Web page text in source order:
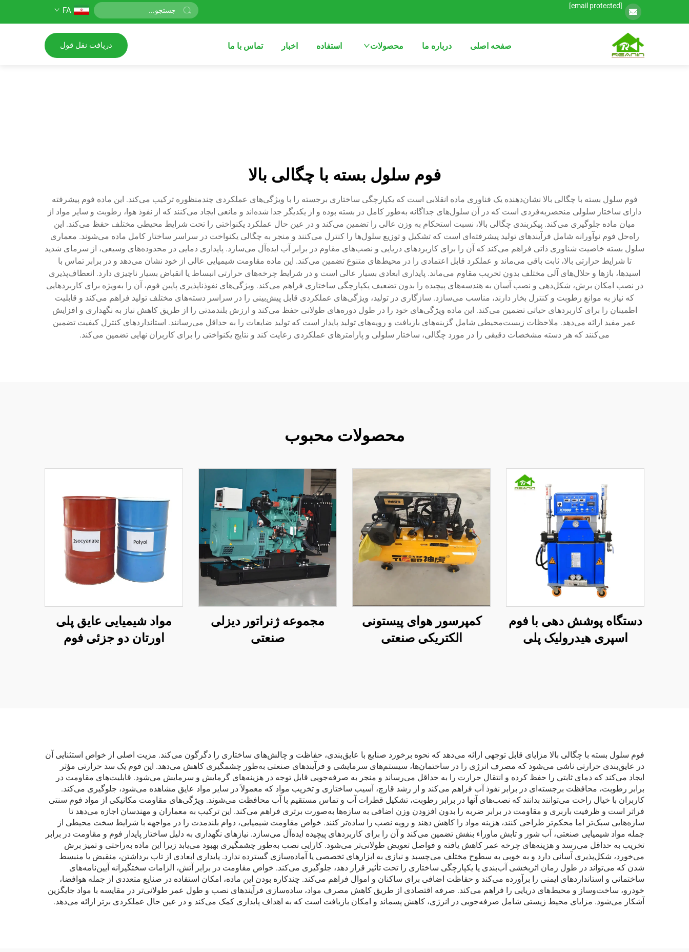
[email protected]
FA
صفحه اصلی درباره ما محصولات استفاده اخبار تماس با ما دریافت نقل قول
فوم سلول بسته با چگالی بالا
فوم سلول بسته با چگالی بالا نشان‌دهنده یک فناوری ماده انقلابی است که یکپارچگی ساختاری برجسته را با ویژگی‌های عملکردی چندمنظوره ترکیب می‌کند. این ماده فوم پیشرفته
دارای ساختار سلولی منحصربه‌فردی است که در آن سلول‌های جداگانه به‌طور کامل در بسته بوده و از یکدیگر جدا شده‌اند و مانعی ایجاد می‌کنند که از نفوذ هوا، رطوبت و سایر مواد از
میان ماده جلوگیری می‌کند. پیکربندی چگالی بالا، نسبت استحکام به وزن عالی را تضمین می‌کند و در عین حال عملکرد یکنواختی را تحت شرایط محیطی مختلف حفظ می‌کند. این
راه‌حل فوم نوآورانه شامل فرآیندهای تولید پیشرفته‌ای است که تشکیل و توزیع سلول‌ها را کنترل می‌کنند و منجر به چگالی یکنواخت در سراسر ساختار کامل ماده می‌شوند. معماری
سلول بسته خاصیت شناوری ذاتی فراهم می‌کند که آن را برای کاربردهای دریایی و نصب‌های مقاوم در برابر آب ایده‌آل می‌سازد. پایداری دمایی در محدوده‌های وسیعی، از سرمای شدید
تا شرایط حرارتی بالا، ثابت باقی می‌ماند و عملکرد قابل اعتمادی را در محیط‌های متنوع تضمین می‌کند. این ماده مقاومت شیمیایی عالی از خود نشان می‌دهد و در برابر تماس با
اسیدها، بازها و حلال‌های آلی مختلف بدون تخریب مقاوم می‌ماند. پایداری ابعادی بسیار عالی است و در شرایط چرخه‌های حرارتی انبساط یا انقباض بسیار ناچیزی دارد. انعطاف‌پذیری
در نصب امکان برش، شکل‌دهی و نصب آسان به هندسه‌های پیچیده را بدون تضعیف یکپارچگی ساختاری فراهم می‌کند. ویژگی‌های نفوذناپذیری پایین فوم، آن را به‌ویژه برای کاربردهایی
که نیاز به موانع رطوبت و کنترل بخار دارند، مناسب می‌سازد. سازگاری در تولید، ویژگی‌های عملکردی قابل پیش‌بینی را در سراسر دسته‌های مختلف تولید فراهم می‌کند و قابلیت
اطمینان را برای کاربردهای حیاتی تضمین می‌کند. این ماده ویژگی‌های خود را در طول دوره‌های طولانی حفظ می‌کند و ارزش بلندمدتی را از طریق کاهش نیاز به نگهداری و افزایش
عمر مفید ارائه می‌دهد. ملاحظات زیست‌محیطی شامل گزینه‌های بازیافت و رویه‌های تولید پایدار است که تولید ضایعات را به حداقل می‌رسانند. استانداردهای کنترل کیفیت تضمین
می‌کنند که هر دسته مشخصات دقیقی را در مورد چگالی، ساختار سلولی و پارامترهای عملکردی رعایت کند و نتایج یکنواختی را برای کاربران نهایی تضمین می‌کند.
محصولات محبوب
دستگاه پوشش دهی با فوم
اسپری هیدرولیک پلی
کمپرسور هوای پیستونی
الکتریکی صنعتی
مجموعه ژنراتور دیزلی
صنعتی
مواد شیمیایی عایق پلی
اورتان دو جزئی فوم
فوم سلول بسته با چگالی بالا مزایای قابل توجهی ارائه می‌دهد که نحوه برخورد صنایع با عایق‌بندی، حفاظت و چالش‌های ساختاری را دگرگون می‌کند. مزیت اصلی از خواص استثنایی آن
در عایق‌بندی حرارتی ناشی می‌شود که مصرف انرژی را در ساختمان‌ها، سیستم‌های سرمایشی و فرآیندهای صنعتی به‌طور چشمگیری کاهش می‌دهد. این فوم یک سد حرارتی مؤثر
ایجاد می‌کند که دمای ثابتی را حفظ کرده و انتقال حرارت را به حداقل می‌رساند و منجر به صرفه‌جویی قابل توجه در هزینه‌های گرمایش و سرمایش می‌شود. قابلیت‌های مقاومت در
برابر رطوبت، محافظت برجسته‌ای در برابر نفوذ آب فراهم می‌کند و از رشد قارچ، آسیب ساختاری و تخریب مواد که معمولاً در سایر مواد عایق مشاهده می‌شود، جلوگیری می‌کند.
کاربران با خیال راحت می‌توانند بدانند که نصب‌های آنها در برابر رطوبت، تشکیل قطرات آب و تماس مستقیم با آب محافظت می‌شوند. ویژگی‌های مقاومت مکانیکی از مواد فوم سنتی
فراتر است و ظرفیت باربری و مقاومت در برابر ضربه را بدون افزودن وزن اضافی به سازه‌ها به‌صورت برتری فراهم می‌کند. این ترکیب به معماران و مهندسان اجازه می‌دهد تا
سازه‌هایی سبک‌تر اما محکم‌تر طراحی کنند، هزینه مواد را کاهش دهند و رویه نصب را ساده‌تر کنند. خواص مقاومت شیمیایی، دوام بلندمدت را در مواجهه با شرایط سخت محیطی از
جمله مواد شیمیایی صنعتی، آب شور و تابش ماوراء بنفش تضمین می‌کند و آن را برای کاربردهای پیچیده ایده‌آل می‌سازد. نیازهای نگهداری به دلیل ساختار پایدار فوم و مقاومت در برابر
تخریب به حداقل می‌رسد و هزینه‌های چرخه عمر کاهش یافته و فواصل تعویض طولانی‌تر می‌شود. کارایی نصب به‌طور چشمگیری بهبود می‌یابد زیرا این ماده به‌راحتی و تمیز برش
می‌خورد، شکل‌پذیری آسانی دارد و به خوبی به سطوح مختلف می‌چسبد و نیازی به ابزارهای تخصصی یا آماده‌سازی گسترده ندارد. پایداری ابعادی از تاب برداشتن، منقبض یا منبسط
شدن که می‌تواند در طول زمان اثربخشی آب‌بندی یا یکپارچگی ساختاری را تحت تأثیر قرار دهد، جلوگیری می‌کند. خواص مقاومت در برابر آتش، الزامات سختگیرانه آیین‌نامه‌های
ساختمانی و استانداردهای ایمنی را برآورده می‌کند و حفاظت اضافی برای ساکنان و اموال فراهم می‌کند. چندکاره بودن این ماده، امکان استفاده در صنایع متعددی از جمله هوافضا،
خودرو، ساخت‌وساز و محیط‌های دریایی را فراهم می‌کند. صرفه اقتصادی از طریق کاهش مصرف مواد، ساده‌سازی فرآیندهای نصب و طول عمر طولانی‌تر در مقایسه با مواد جایگزین
آشکار می‌شود. مزایای محیط زیستی شامل صرفه‌جویی در انرژی، کاهش پسماند و امکان بازیافت است که به اهداف پایداری کمک می‌کند و در عین حال عملکردی برتر ارائه می‌دهد.